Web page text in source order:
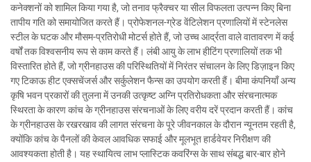
कनेक्शनों को शामिल किया गया है, जो तनाव फ्रैक्चर या सील विफलता उत्पन्न किए बिना
तापीय गति को समायोजित करते हैं। प्रोफेशनल-ग्रेड वेंटिलेशन प्रणालियों में स्टेनलेस
स्टील के घटक और मौसम-प्रतिरोधी मोटर्स होते हैं, जो उच्च आर्द्रता वाले वातावरण में कई
वर्षों तक विश्वसनीय रूप से काम करते हैं। लंबी आयु के लाभ हीटिंग प्रणालियों तक भी
विस्तारित होते हैं, जो ग्रीनहाउस की परिस्थितियों में निरंतर संचालन के लिए डिज़ाइन किए
गए टिकाऊ हीट एक्सचेंजर्स और सर्कुलेशन फैन्स का उपयोग करती हैं। बीमा कंपनियाँ अन्य
कृषि भवन प्रकारों की तुलना में उनकी उत्कृष्ट अग्नि प्रतिरोधकता और संरचनात्मक
स्थिरता के कारण कांच के ग्रीनहाउस संरचनाओं के लिए वरीय दरें प्रदान करती हैं। कांच
के ग्रीनहाउस के रखरखाव की लागत संरचना के पूरे जीवनकाल के दौरान न्यूनतम रहती है,
क्योंकि कांच के पैनलों की केवल आवधिक सफाई और मूलभूत हार्डवेयर निरीक्षण की
आवश्यकता होती है। यह स्थायित्व लाभ प्लास्टिक कवरिंग्स के साथ संबद्ध बार-बार होने